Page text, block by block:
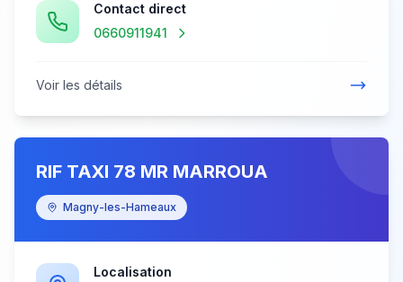
Contact direct
0660911941
Voir les détails
RIF TAXI 78 MR MARROUA
Magny-les-Hameaux
Localisation